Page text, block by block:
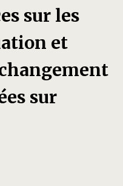
sur les
et
sur